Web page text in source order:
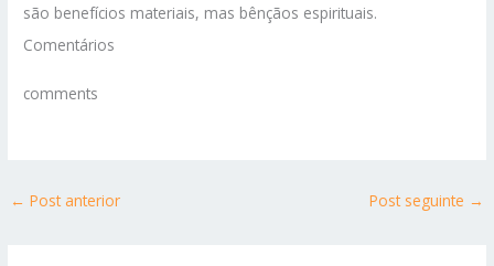
são benefícios materiais, mas bênçãos espirituais.
Comentários
comments
← Post anterior Post seguinte →